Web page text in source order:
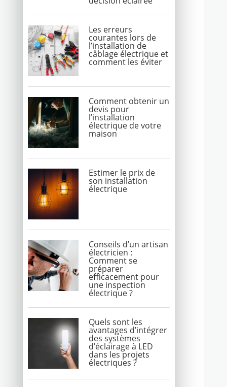
Les erreurs
courantes lors de
l’installation de
câblage électrique et
comment les éviter
Comment obtenir un
devis pour
l’installation
électrique de votre
maison
Estimer le prix de
son installation
électrique
Conseils d’un artisan
électricien :
Comment se
préparer
efficacement pour
une inspection
électrique ?
Quels sont les
avantages d’intégrer
des systèmes
d’éclairage à LED
dans les projets
électriques ?